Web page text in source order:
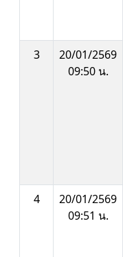
3
20/01/2569
09:50 น.
4
20/01/2569
09:51 น.